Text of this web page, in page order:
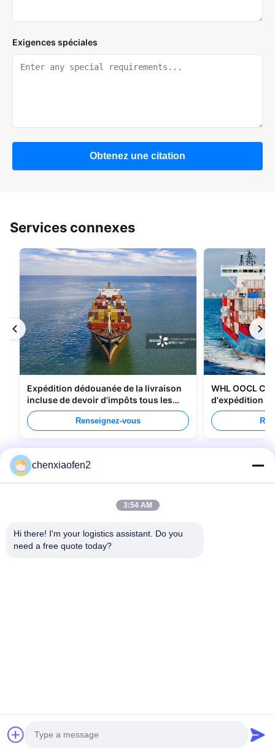
Exigences spéciales
Obtenez une citation
Services connexes
Expédition dédouanée de la livraison
incluse de devoir d'impôts tous les
types d'emballage
Renseignez-vous
WHL OOCL
d'expédition
Chine au
© 2026 Beijing Silk Road Enterprise Management Services Co.,LTD. All
chenxiaofen2
3:54 AM
Hi there! I'm your logistics assistant. Do you
need a free quote today?